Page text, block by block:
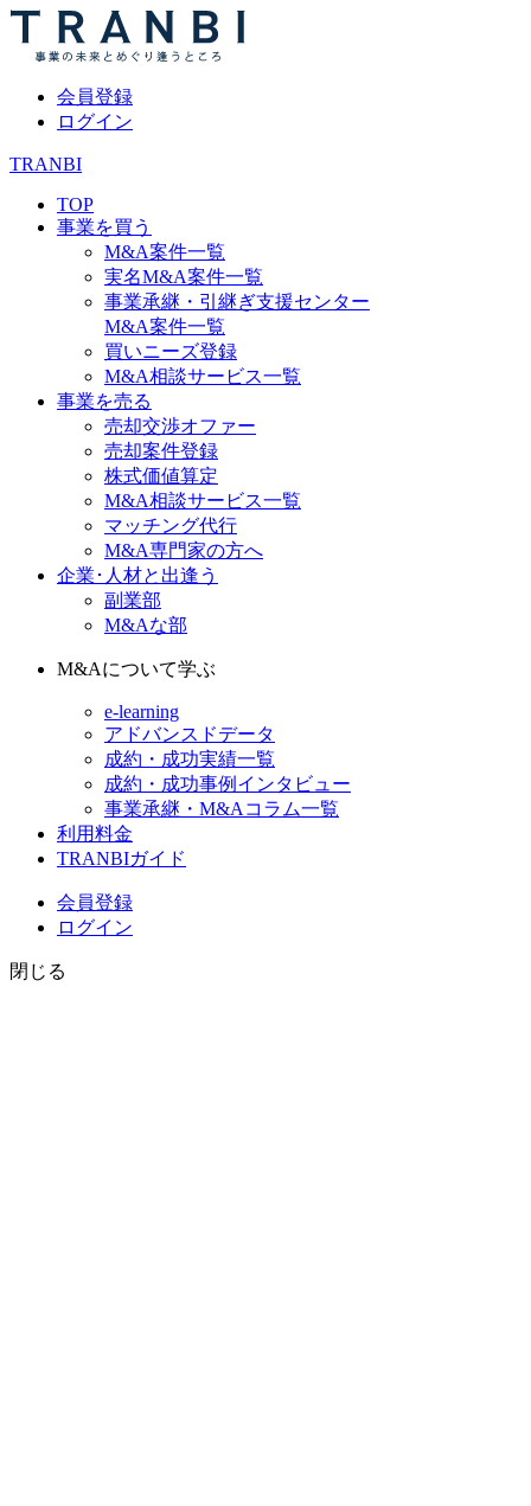
会員登録
ログイン
TRANBI
TOP
事業を買う
M&A案件一覧
実名M&A案件一覧
事業承継・引継ぎ支援センター
M&A案件一覧
買いニーズ登録
M&A相談サービス一覧
事業を売る
売却交渉オファー
売却案件登録
株式価値算定
M&A相談サービス一覧
マッチング代行
M&A専門家の方へ
企業･人材と出逢う
副業部
M&Aな部
M&Aについて学ぶ
e-learning
アドバンスドデータ
成約・成功実績一覧
成約・成功事例インタビュー
事業承継・M&Aコラム一覧
利用料金
TRANBIガイド
会員登録
ログイン
閉じる